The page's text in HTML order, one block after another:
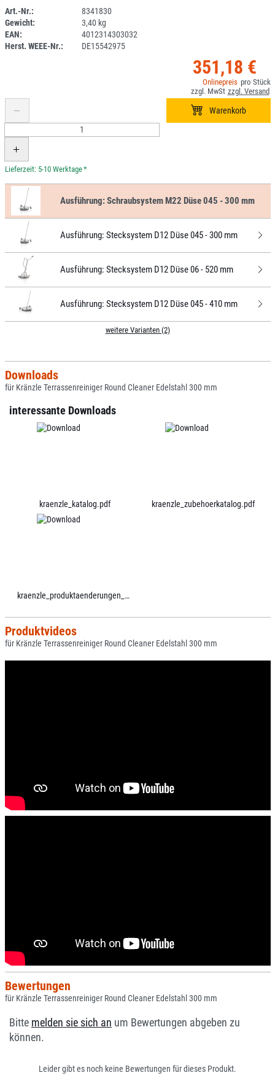
Art.-Nr.:
8341830
Gewicht:
3,40 kg
EAN:
4012314303032
Herst. WEEE-Nr.:
DE15542975
351,18 €
*
Ausführung:Schraubsystem M22 Düse 045 - 300 mm
Ausführung: Stecksystem D12 Düse 045 - 300 mm
Ausführung: Stecksystem D12 Düse 06 - 520 mm
Ausführung: Stecksystem D12 Düse 045 - 410 mm
weitere Varianten (2)
Downloads
für Kränzle Terrassenreiniger Round Cleaner Edelstahl 300 mm
interessante Downloads
kraenzle_katalog.pdf kraenzle_zubehoerkatalog.pdf
kraenzle_produktaenderungen_ab_2021.pdf
Produktvideos
für Kränzle Terrassenreiniger Round Cleaner Edelstahl 300 mm
Bewertungen
für Kränzle Terrassenreiniger Round Cleaner Edelstahl 300 mm
Bitte melden sie sich an um Bewertungen abgeben zu
können.
Leider gibt es noch keine Bewertungen für dieses Produkt.